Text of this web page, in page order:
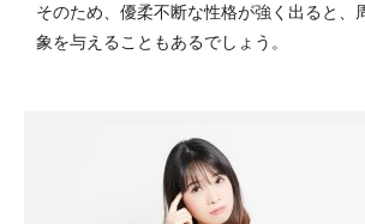
そのため、優柔不断な性格が強く出ると、
象を与えることもあるでしょう。